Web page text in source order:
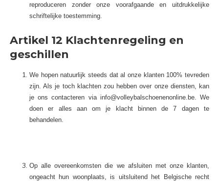
reproduceren zonder onze voorafgaande en uitdrukkelijke
schriftelijke toestemming.
Artikel 12 Klachtenregeling en
geschillen
We hopen natuurlijk steeds dat al onze klanten 100% tevreden
zijn. Als je toch klachten zou hebben over onze diensten, kan
je ons contacteren via info@volleybalschoenenonline.be. We
doen er alles aan om je klacht binnen de 7 dagen te
behandelen.
Op alle overeenkomsten die we afsluiten met onze klanten,
ongeacht hun woonplaats, is uitsluitend het Belgische recht